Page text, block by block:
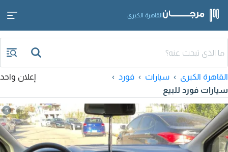
القاهرة الكبرى
القاهرة الكبرى سيارات
فورد
سيارات فورد للبيع
إعلان واحد
5